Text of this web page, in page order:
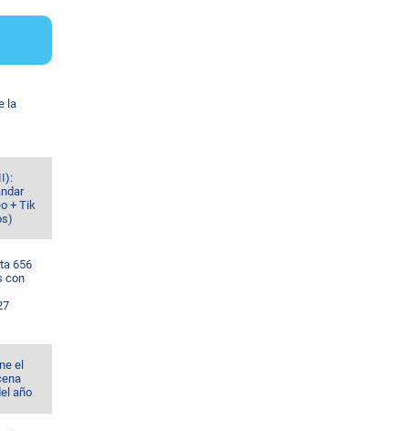
la
+ Tik
656
con
el
año